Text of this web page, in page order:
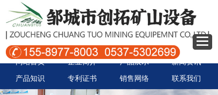
网站首页 企业简介 产品展示 新闻资讯
产品知识 专利证书 销售网络 联系我们